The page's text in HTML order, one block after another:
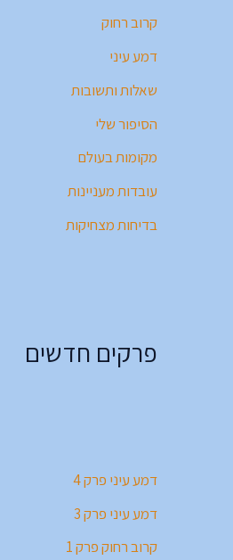
קרוב רחוק
דמע עיני
שאלות ותשובות
הסיפור שלי
מקומות בעולם
עובדות מעניינות
בדיחות מצחיקות
פרקים חדשים
דמע עיני פרק 4
דמע עיני פרק 3
קרוב רחוק פרק 1